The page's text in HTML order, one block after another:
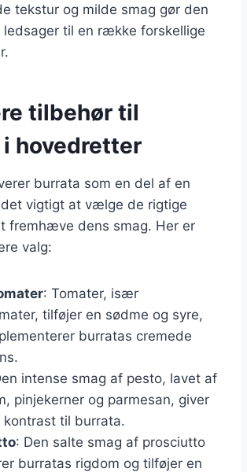
tekstur og milde smag gør den
til en række forskellige
tilbehør til
hovedretter
burrata som en del af en
vigtigt at vælge de rigtige
fremhæve dens smag. Her er
valg:
: Tomater, især
tilføjer en sødme og syre,
burratas cremede
intense smag af pesto, lavet af
pinjekerner og parmesan, giver
kontrast til burrata.
: Den salte smag af prosciutto
burratas rigdom og tilføjer en